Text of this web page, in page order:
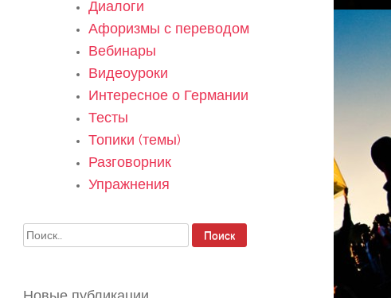
Диалоги
Афоризмы с переводом
Вебинары
Видеоуроки
Интересное о Германии
Тесты
Топики (темы)
Разговорник
Упражнения
Найти: